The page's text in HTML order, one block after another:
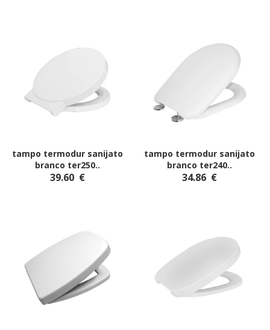
tampo termodur sanijato
branco ter250..
39.60 €
tampo termodur sanijato
branco ter240..
34.86 €